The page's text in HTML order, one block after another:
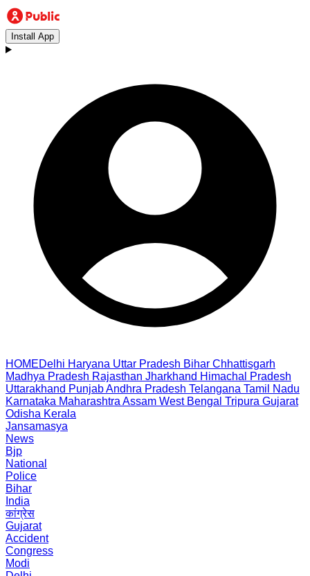
Install App
HOMEDelhi Haryana Uttar Pradesh Bihar Chhattisgarh
Madhya Pradesh Rajasthan Jharkhand Himachal Pradesh
Uttarakhand PunjabAndhra Pradesh Telangana Tamil Nadu
Karnataka Maharashtra Assam West Bengal Tripura Gujarat
Odisha Kerala
Jansamasya
News
Bjp
National
Police
Bihar
India
कांग्रेस
Gujarat
Accident
Congress
Modi